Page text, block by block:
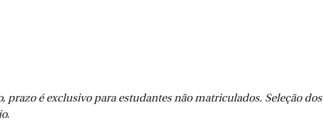
é exclusivo para estudantes não matriculados. Seleção dos